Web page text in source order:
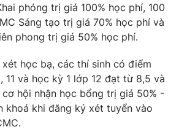
mọi hình thức nếu không có sự chấp
Ghi rõ nguồn VTV.vn khi phát hành lại
này.
phóng trị giá 100% học phí, 100
Sáng tạo trị giá 70% học phí và
phong trị giá 50% học phí.
học bạ, các thí sinh có điểm
11 và học kỳ 1 lớp 12 đạt từ 8,5 và
hội nhận học bổng trị giá 50% -
khoá khi đăng ký xét tuyển vào